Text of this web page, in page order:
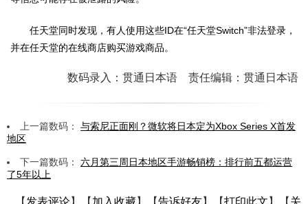
任天堂同时发现，有人使用这些ID在“任天堂Switch”非法登录，
并在任天堂的在线商店购买游戏商品。
数码录入：贯通日本语 责任编辑：贯通日本语
上一篇数码： 与索尼正面刚？微软将日本定为Xbox Series X首发
地区
下一篇数码： 六月第三周日本地区手游畅销榜：排行前五都运营
了5年以上
【 发表评论】【 加入收藏】【告诉好友】【打印此文 】【 关